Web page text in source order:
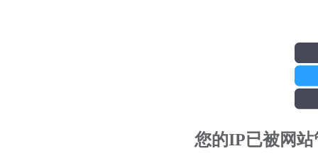
您的IP已被网